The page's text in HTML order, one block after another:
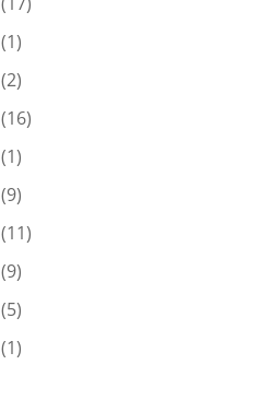
(1)
(2)
(16)
(1)
(9)
(11)
(9)
(5)
(1)